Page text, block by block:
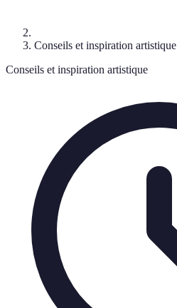
Conseils et inspiration artistique
Conseils et inspiration artistique